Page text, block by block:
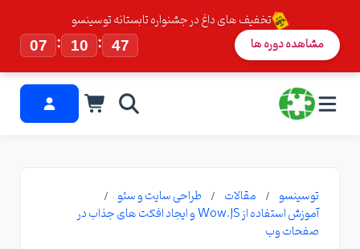
تخفیف های داغ در جشنواره تابستانه توسینسو
07
: 10 : 47 مشاهده دوره ها
توسینسو مقالات
طراحی سایت و سئو
آموزش استفاده از Wow.JS و ایجاد افکت های جذاب در
صفحات وب